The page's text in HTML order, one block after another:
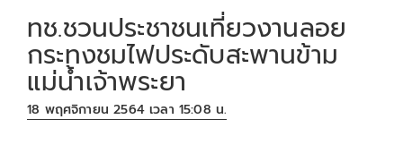
ทช.ชวนประชาชนเที่ยวงานลอย
กระทงชมไฟประดับสะพานข้าม
แม่น้ำเจ้าพระยา
18 พฤศจิกายน 2564 เวลา 15:08 น.